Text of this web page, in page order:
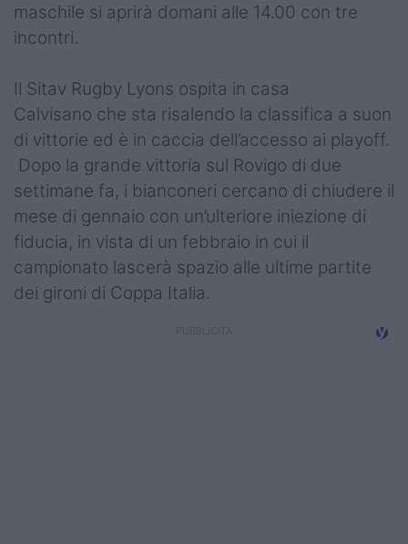
Super Rugby
Mercato
Serie A Elite
Campionati
Serie A
Serie B
Serie C
maschile si aprirà domani alle 14.00 con tre
incontri.
Il Sitav Rugby Lyons ospita in casa
Calvisano che sta risalendo la classifica a suon
di vittorie ed è in caccia dell’accesso ai playoff.
Dopo la grande vittoria sul Rovigo di due
settimane fa, i bianconeri cercano di chiudere il
mese di gennaio con un’ulteriore iniezione di
fiducia, in vista di un febbraio in cui il
campionato lascerà spazio alle ultime partite
dei gironi di Coppa Italia.